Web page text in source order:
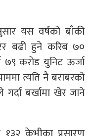
यस वर्षको बाँकी
बढी हुने करिब ७०
७९ करोड युनिट ऊर्जा
त्यति नै बराबरको
बर्खामा खेर जाने